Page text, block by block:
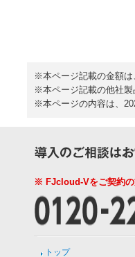
※本ページ記載の金額は
※本ページ記載の他社製
※本ページの内容は、
※ FJcloud-Vをご契約の
トップ